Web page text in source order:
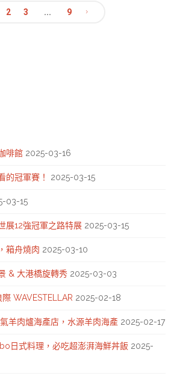
2 3 ... 9
啡館 2025-03-16
的冠軍賽！ 2025-03-15
03-15
展12強冠軍之路特展 2025-03-15
箱舟燒肉 2025-03-10
& 大港橋旋轉秀 2025-03-03
WAVESTELLAR 2025-02-18
羊肉爐海產店，水源羊肉海產 2025-02-17
日式料理，必吃超澎湃海鮮丼飯 2025-